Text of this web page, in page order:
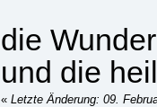
die
und die
« Letzte Änderung: 09.